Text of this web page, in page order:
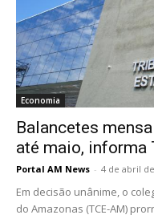
Economia
Balancetes
até maio, informa
Portal AM News - 4 de abril
Em decisão unânime, o
do Amazonas (TCE-AM)